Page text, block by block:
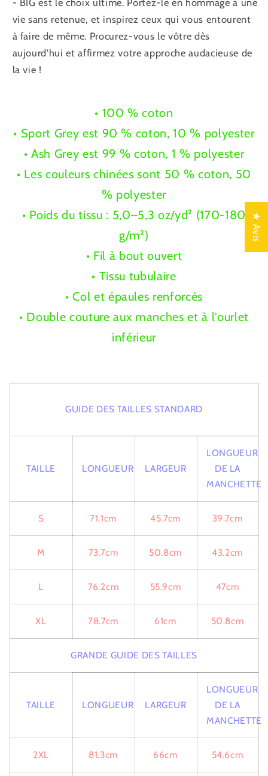
- BIG est le choix ultime. Portez-le en hommage à une
vie sans retenue, et inspirez ceux qui vous entourent
à faire de même. Procurez-vous le vôtre dès
aujourd'hui et affirmez votre approche audacieuse de
la vie !
• 100 % coton
• Sport Grey est 90 % coton, 10 % polyester
• Ash Grey est 99 % coton, 1 % polyester
• Les couleurs chinées sont 50 % coton, 50
% polyester
• Poids du tissu : 5,0–5,3 oz/yd² (170-180
g/m²)
• Fil à bout ouvert
• Tissu tubulaire
• Col et épaules renforcés
• Double couture aux manches et à l'ourlet
inférieur
GUIDE DES TAILLES STANDARD
TAILLE LONGUEUR LARGEUR
LONGUEUR
DE LA
MANCHETTE
S 71.1cm 45.7cm 39.7cm
M 73.7cm 50.8cm 43.2cm
L 76.2cm 55.9cm 47cm
XL 78.7cm 61cm 50.8cm
GRANDE GUIDE DES TAILLES
TAILLE LONGUEUR LARGEUR
LONGUEUR
DE LA
MANCHETTE
2XL 81.3cm 66cm 54.6cm
★ Avis